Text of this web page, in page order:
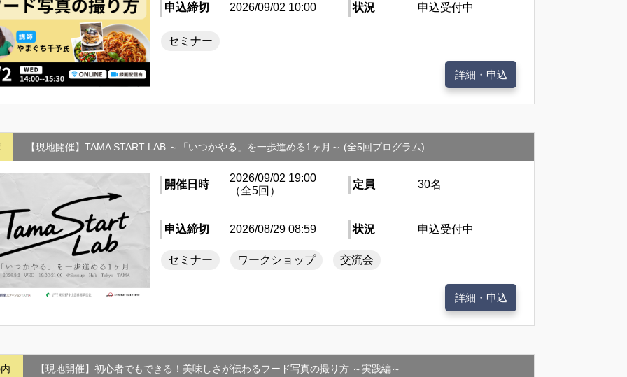
申込締切 2026/09/02 10:00 状況 申込受付中
セミナー
詳細・申込
【現地開催】TAMA START LAB ～「いつかやる」を一歩進める1ヶ月～ (全5回プログラム)
開催日時
2026/09/02 19:00
（全5回）
定員 30名
申込締切 2026/08/29 08:59 状況 申込受付中
セミナー ワークショップ 交流会
詳細・申込
【現地開催】初心者でもできる！美味しさが伝わるフード写真の撮り方 ～実践編～